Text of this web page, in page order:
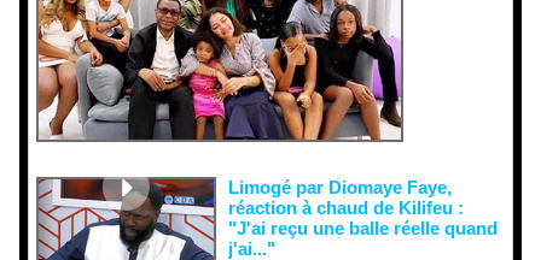
Limogé par Diomaye Faye,
réaction à chaud de Kilifeu :
"J'ai reçu une balle réelle quand
j'ai..."